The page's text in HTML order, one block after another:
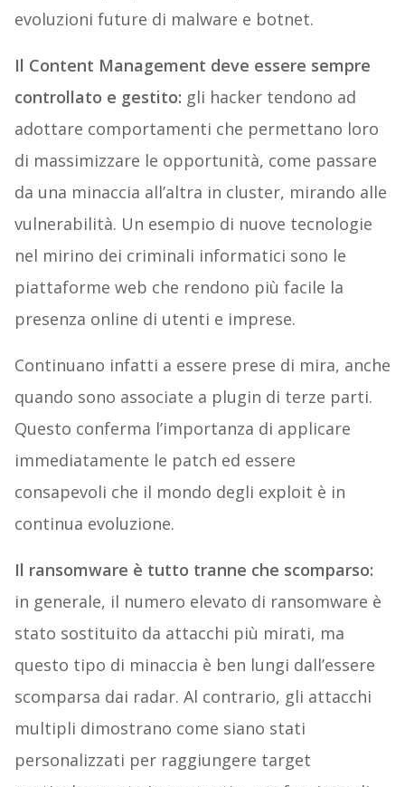
evoluzioni future di malware e botnet.
Il Content Management deve essere sempre
controllato e gestito: gli hacker tendono ad
adottare comportamenti che permettano loro
di massimizzare le opportunità, come passare
da una minaccia all’altra in cluster, mirando alle
vulnerabilità. Un esempio di nuove tecnologie
nel mirino dei criminali informatici sono le
piattaforme web che rendono più facile la
presenza online di utenti e imprese.
Continuano infatti a essere prese di mira, anche
quando sono associate a plugin di terze parti.
Questo conferma l’importanza di applicare
immediatamente le patch ed essere
consapevoli che il mondo degli exploit è in
continua evoluzione.
Il ransomware è tutto tranne che scomparso:
in generale, il numero elevato di ransomware è
stato sostituito da attacchi più mirati, ma
questo tipo di minaccia è ben lungi dall’essere
scomparsa dai radar. Al contrario, gli attacchi
multipli dimostrano come siano stati
personalizzati per raggiungere target